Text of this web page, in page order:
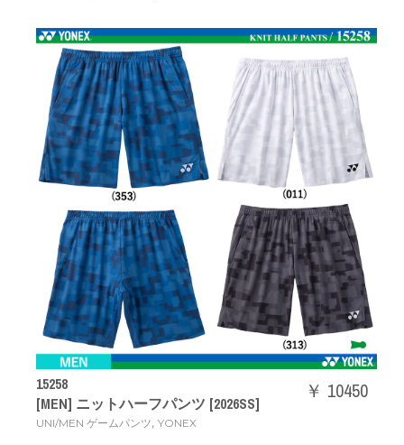
15258
[MEN] ニットハーフパンツ [2026SS]
UNI/MEN ゲームパンツ, YONEX
￥ 10450